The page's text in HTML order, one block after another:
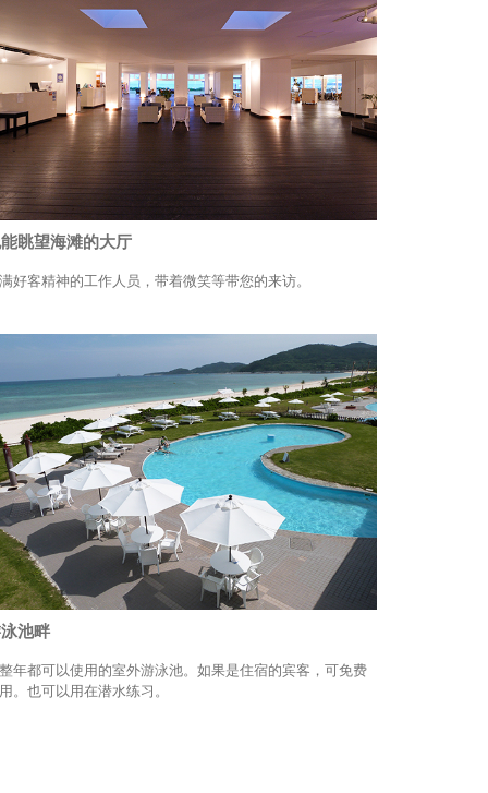
眺望海滩的大厅
好客精神的工作人员，带着微笑等带您的来访。
池畔
年都可以使用的室外游泳池。如果是住宿的宾客，可免费
。也可以用在潜水练习。